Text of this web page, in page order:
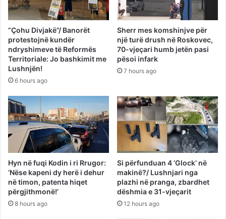
“Çohu Divjakë”/ Banorët
protestojnë kundër
ndryshimeve të Reformës
Territoriale: Jo bashkimit me
Lushnjën!
6 hours ago
Sherr mes komshinjve për
një turë drush në Roskovec,
70-vjeçari humb jetën pasi
pësoi infark
7 hours ago
Hyn në fuqi Kodin i ri Rrugor:
‘Nëse kapeni dy herë i dehur
në timon, patenta hiqet
përgjithmonë!’
8 hours ago
Si përfunduan 4 ‘Glock’ në
makinë?/ Lushnjari nga
plazhi në pranga, zbardhet
dëshmia e 31-vjeçarit
12 hours ago